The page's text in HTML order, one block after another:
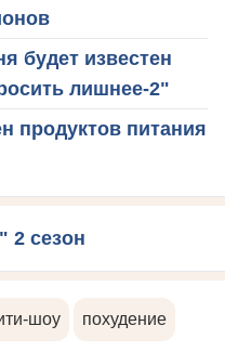
будет известен
лишнее-2"
продуктов питания
2 сезон
шоу похудение